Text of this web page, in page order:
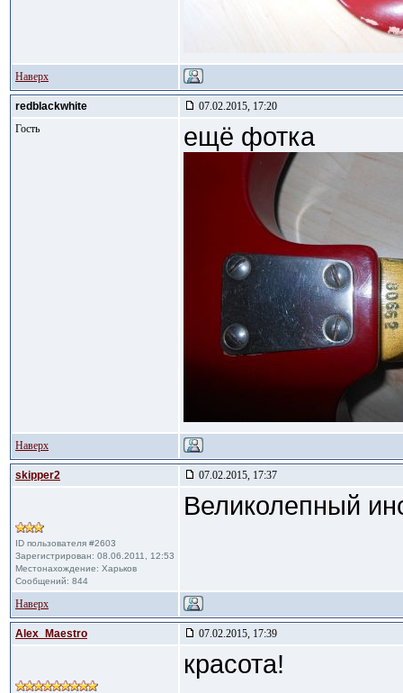
Наверх
redblackwhite
07.02.2015, 17:20
Гость
ещё фотка
Наверх
skipper2 07.02.2015, 17:37
ID пользователя #2603
Зарегистрирован: 08.06.2011, 12:53
Местонахождение: Харьков
Сообщений: 844
Великолепный
Наверх
Alex_Maestro 07.02.2015, 17:39
красота!